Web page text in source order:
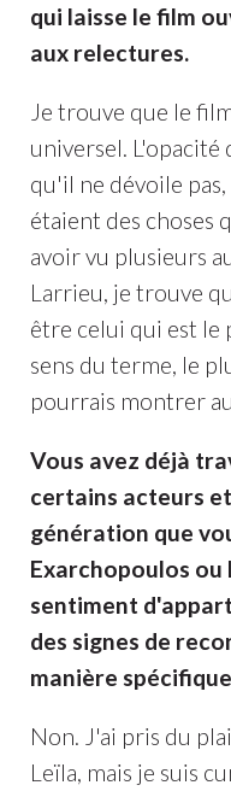
qui laisse le film
aux relectures.
Je trouve que le
universel. L'opacité
qu'il ne dévoile
étaient des choses
avoir vu plusieurs
Larrieu, je trouve
être celui qui est le
sens du terme, le
pourrais montrer
Vous avez déjà
certains acteurs
génération que
Exarchopoulos ou
sentiment
des signes de
manière
Non. J'ai pris du
Leïla, mais je suis